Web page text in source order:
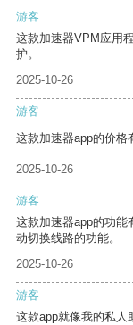
游客
这款加速器VPM应用
护。
2025-10-26
游客
这款加速器app的价格
2025-10-26
游客
这款加速器app的功能
动切换线路的功能。
2025-10-26
游客
这款app就像我的私人